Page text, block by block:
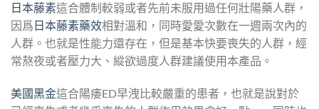
日本藤素這合體制較弱或者先前未服用過任何壯陽藥人群，
因爲 日本藤素藥效相對溫和，同時愛愛次數在一週兩次內的
人群。也就是性能力還存在，但是基本快要喪失的人群，經
常熬夜或者壓力大、縱欲過度人群建議使用本產品。
美國黑金這合陽痿ED早洩比較嚴重的患者，也就是說對於